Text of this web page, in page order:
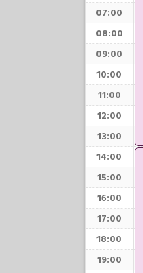
07:00
08:00
09:00
10:00
11:00
12:00
13:00
14:00
15:00
16:00
17:00
18:00
19:00